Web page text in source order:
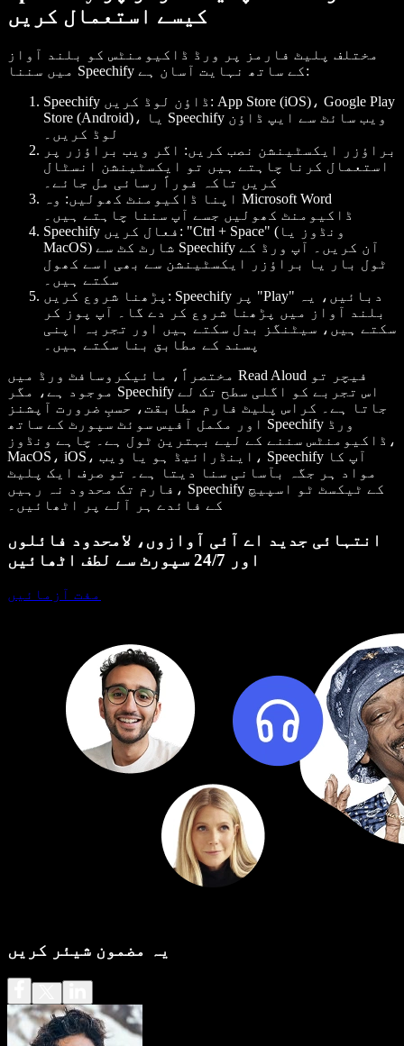
کیسے استعمال کریں
مختلف پلیٹ فارمز پر ورڈ ڈاکیومنٹس کو بلند آواز
میں سننا Speechify کے ساتھ نہایت آسان ہے:
Speechify ڈاؤن لوڈ کریں: App Store (iOS)، Google Play
Store (Android)، یا Speechify ویب سائٹ سے ایپ ڈاؤن
لوڈ کریں۔
براؤزر ایکسٹینشن نصب کریں: اگر ویب براؤزر پر
استعمال کرنا چاہتے ہیں تو ایکسٹینشن انسٹال
کریں تاکہ فوراً رسائی مل جائے۔
اپنا ڈاکیومنٹ کھولیں: وہ Microsoft Word
ڈاکیومنٹ کھولیں جسے آپ سننا چاہتے ہیں۔
Speechify فعال کریں: "Ctrl + Space" (ونڈوز یا
MacOS) شارٹ کٹ سے Speechify آن کریں۔ آپ ورڈ کے
ٹول بار یا براؤزر ایکسٹینشن سے بھی اسے کھول
سکتے ہیں۔
پڑھنا شروع کریں: Speechify پر "Play" دبائیں، یہ
بلند آواز میں پڑھنا شروع کر دے گا۔ آپ پوز کر
سکتے ہیں، سیٹنگز بدل سکتے ہیں اور تجربہ اپنی
پسند کے مطابق بنا سکتے ہیں۔
مختصراً، مائیکروسافٹ ورڈ میں Read Aloud فیچر تو
موجود ہے، مگر Speechify اس تجربے کو اگلی سطح تک لے
جاتا ہے۔ کراس پلیٹ فارم مطابقت، حسبِ ضرورت آپشنز
اور مکمل آفیس سوئٹ سپورٹ کے ساتھ Speechify ورڈ
ڈاکیومنٹس سننے کے لیے بہترین ٹول ہے۔ چاہے ونڈوز،
MacOS، iOS، اینڈرائیڈ ہو یا ویب، Speechify آپ کا
مواد ہر جگہ بآسانی سنا دیتا ہے۔ تو صرف ایک پلیٹ
فارم تک محدود نہ رہیں، Speechify کے ٹیکسٹ ٹو اسپیچ
کے فائدے ہر آلے پر اٹھائیں۔
انتہائی جدید اے آئی آوازوں، لامحدود فائلوں
اور 24/7 سپورٹ سے لطف اٹھائیں
مفت آزمائیں
یہ مضمون شیئر کریں